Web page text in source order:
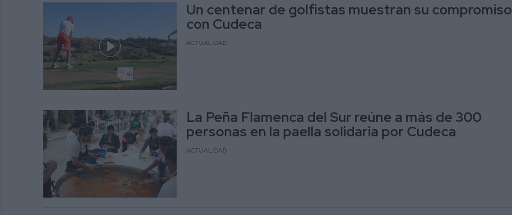
Un centenar de golfistas muestran su compromiso
con Cudeca
ACTUALIDAD
La Peña Flamenca del Sur reúne a más de 300
personas en la paella solidaria por Cudeca
ACTUALIDAD